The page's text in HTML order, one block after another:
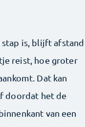
is, blijft afstand
reist, hoe groter
Dat kan
doordat het de
van een